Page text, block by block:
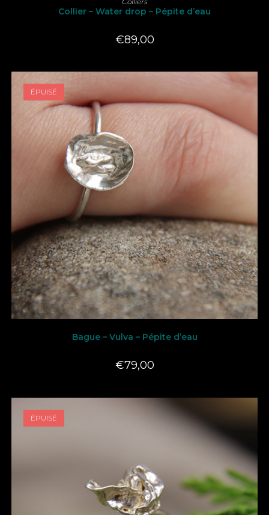
Collier – Water drop – Pépite d’eau
€89,00
ÉPUISÉ
Bague – Vulva – Pépite d’eau
€79,00
ÉPUISÉ